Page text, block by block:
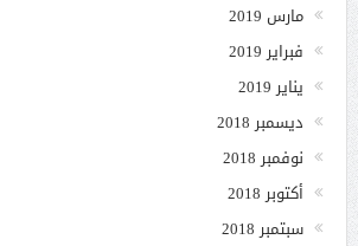
مارس 2019
فبراير 2019
يناير 2019
ديسمبر 2018
نوفمبر 2018
أكتوبر 2018
سبتمبر 2018